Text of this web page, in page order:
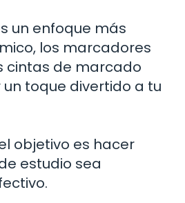
un enfoque más
los marcadores
cintas de marcado
toque divertido a tu
objetivo es hacer
estudio sea